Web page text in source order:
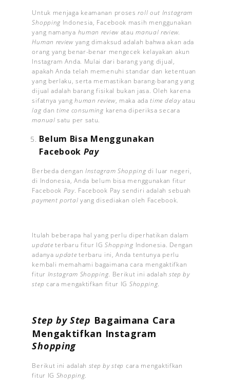
Untuk menjaga keamanan prosesroll out Instagram
Shopping Indonesia, Facebook masih menggunakan
yang namanya human reviewataumanual review.
Human reviewyang dimaksud adalah bahwa akan ada
orang yang benar-benar mengecek kelayakan akun
Instagram Anda. Mulai dari barang yang dijual,
apakah Anda telah memenuhi standar dan ketentuan
yang berlaku, serta memastikan barang-barang yang
dijual adalah barang fisikal bukan jasa. Oleh karena
sifatnya yanghuman review, maka ada time delayatau
lagdan time consumingkarena diperiksa secara
manualsatu per satu.
Belum Bisa Menggunakan
Facebook Pay
Berbeda dengan Instagram Shoppingdi luar negeri,
di Indonesia, Anda belum bisa menggunakan fitur
Facebook Pay. Facebook Pay sendiri adalah sebuah
payment portal yang disediakan oleh Facebook.
Itulah beberapa hal yang perlu diperhatikan dalam
updateterbaru fitur IGShoppingIndonesia. Dengan
adanyaupdateterbaru ini, Anda tentunya perlu
kembali memahami bagaimana cara mengaktifkan
fitur Instagram Shopping. Berikut ini adalah step by
step cara mengaktifkan fitur IG Shopping.
Step by Step Bagaimana Cara
Mengaktifkan Instagram
Shopping
Berikut ini adalah step by step cara mengaktifkan
fitur IG Shopping.